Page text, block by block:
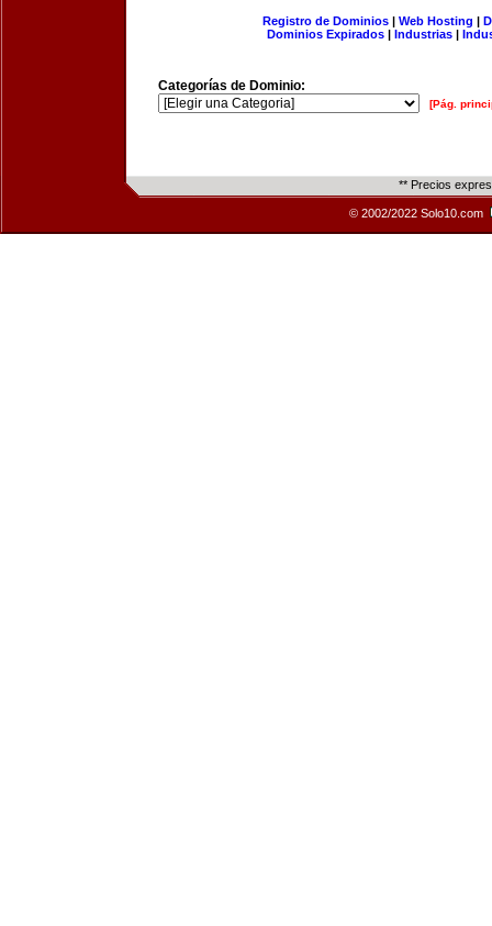
Registro de Dominios| Web Hosting |
Dominios Expirados | Industrias |
Categorías de Dominio:
[Pág.
** Precios
© 2002/2022 Solo10.com